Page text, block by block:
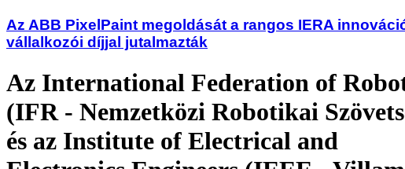
Az ABB PixelPaint megoldását a rangos IERA
vállalkozói díjjal jutalmazták
Az International Federation of
(IFR - Nemzetközi Robotikai
és az Institute of Electrical and